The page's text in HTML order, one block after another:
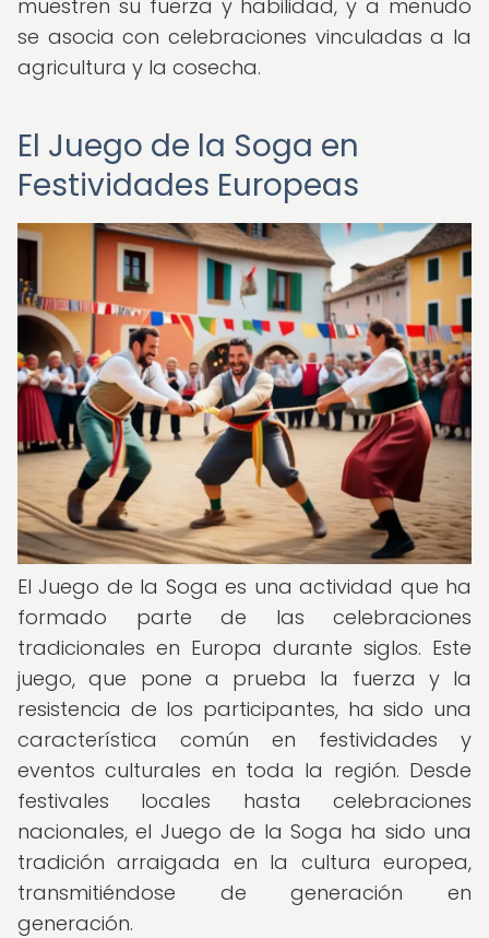
muestren su fuerza y habilidad, y a menudo
se asocia con celebraciones vinculadas a la
agricultura y la cosecha.
El Juego de la Soga en
Festividades Europeas
El Juego de la Soga es una actividad que ha
formado parte de las celebraciones
tradicionales en Europa durante siglos. Este
juego, que pone a prueba la fuerza y la
resistencia de los participantes, ha sido una
característica común en festividades y
eventos culturales en toda la región. Desde
festivales locales hasta celebraciones
nacionales, el Juego de la Soga ha sido una
tradición arraigada en la cultura europea,
transmitiéndose de generación en
generación.